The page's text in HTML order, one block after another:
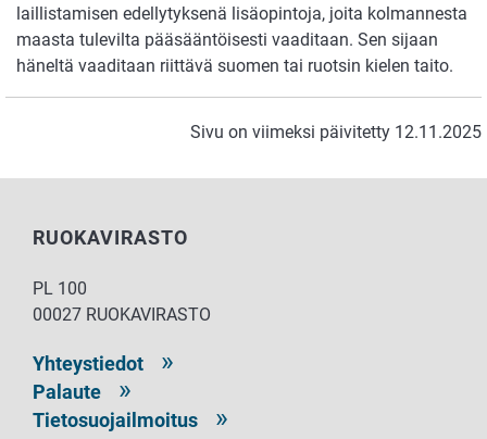
laillistamisen edellytyksenä lisäopintoja, joita kolmannesta
maasta tulevilta pääsääntöisesti vaaditaan. Sen sijaan
häneltä vaaditaan riittävä suomen tai ruotsin kielen taito.
Sivu on viimeksi päivitetty 12.11.2025
RUOKAVIRASTO
PL 100
00027 RUOKAVIRASTO
Yhteystiedot
Palaute
Tietosuojailmoitus